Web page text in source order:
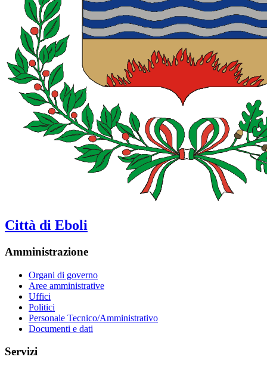
Città di Eboli
Amministrazione
Organi di governo
Aree amministrative
Uffici
Politici
Personale Tecnico/Amministrativo
Documenti e dati
Servizi